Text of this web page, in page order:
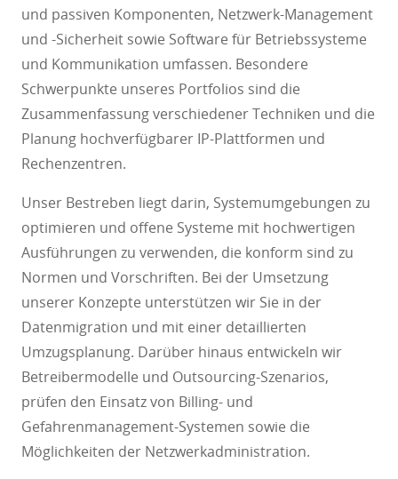
und passiven Komponenten, Netzwerk-Management
und -Sicherheit sowie Software für Betriebssysteme
und Kommunikation umfassen. Besondere
Schwerpunkte unseres Portfolios sind die
Zusammenfassung verschiedener Techniken und die
Planung hochverfügbarer IP-Plattformen und
Rechenzentren.
Unser Bestreben liegt darin, Systemumgebungen zu
optimieren und offene Systeme mit hochwertigen
Ausführungen zu verwenden, die konform sind zu
Normen und Vorschriften. Bei der Umsetzung
unserer Konzepte unterstützen wir Sie in der
Datenmigration und mit einer detaillierten
Umzugsplanung. Darüber hinaus entwickeln wir
Betreibermodelle und Outsourcing-Szenarios,
prüfen den Einsatz von Billing- und
Gefahrenmanagement-Systemen sowie die
Möglichkeiten der Netzwerkadministration.